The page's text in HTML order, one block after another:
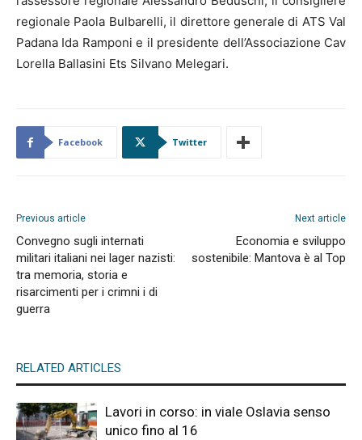
regionale Paola Bulbarelli, il direttore generale di ATS Val
Padana Ida Ramponi e il presidente dell’Associazione Cav
Lorella Ballasini Ets Silvano Melegari.
Facebook Twitter
Previous article
Convegno sugli internati
militari italiani nei lager nazisti:
tra memoria, storia e
risarcimenti per i crimni i di
guerra
Next article
Economia e sviluppo
sostenibile: Mantova è al Top
RELATED ARTICLES
Lavori in corso: in viale Oslavia senso
unico fino al 16